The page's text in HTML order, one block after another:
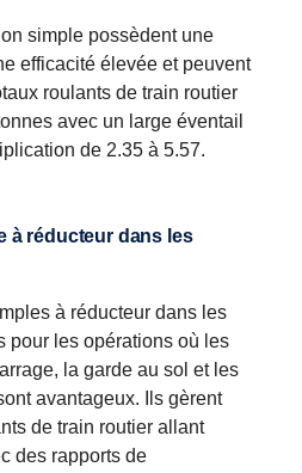
simple possèdent une
efficacité élevée et peuvent
roulants de train routier
avec un large éventail
de 2.35 à 5.57.
à réducteur dans les
pour les opérations où les
la garde au sol et les
avantageux. Ils gèrent
de train routier allant
des rapports de